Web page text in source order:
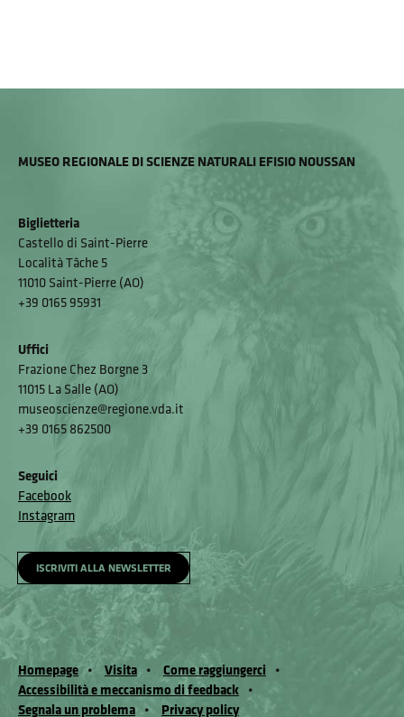
MUSEO REGIONALE DI SCIENZE NATURALI EFISIO NOUSSAN
Biglietteria
Castello di Saint-Pierre
Località Tâche 5
11010 Saint-Pierre (AO)
+39 0165 95931
Uffici
Frazione Chez Borgne 3
11015 La Salle (AO)
museoscienze@regione.vda.it
+39 0165 862500
Seguici
Facebook
Instagram
ISCRIVITI ALLA NEWSLETTER
Homepage Visita
Come raggiungerci
Accessibilità e meccanismo di feedback
Segnala un problema
Privacy policy